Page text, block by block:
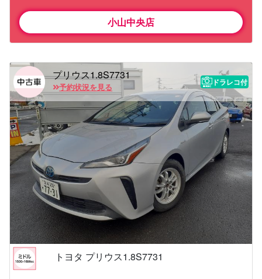
小山中央店
プリウス1.8S7731
予約状況を見る
ドラレコ付
トヨタ プリウス1.8S7731